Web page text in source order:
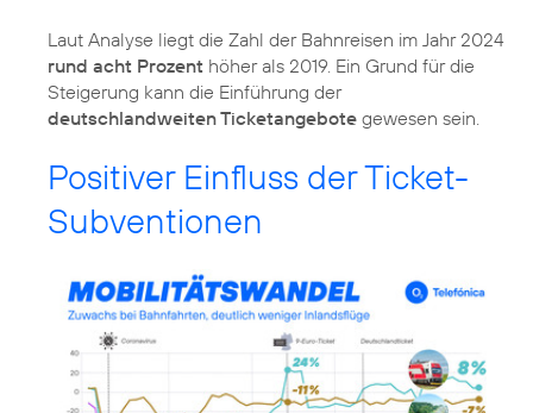
Laut Analyse liegt die Zahl der Bahnreisen im Jahr 2024
rund acht Prozent höher als 2019. Ein Grund für die
Steigerung kann die Einführung der
deutschlandweiten Ticketangebote gewesen sein.
Positiver Einfluss der Ticket-
Subventionen